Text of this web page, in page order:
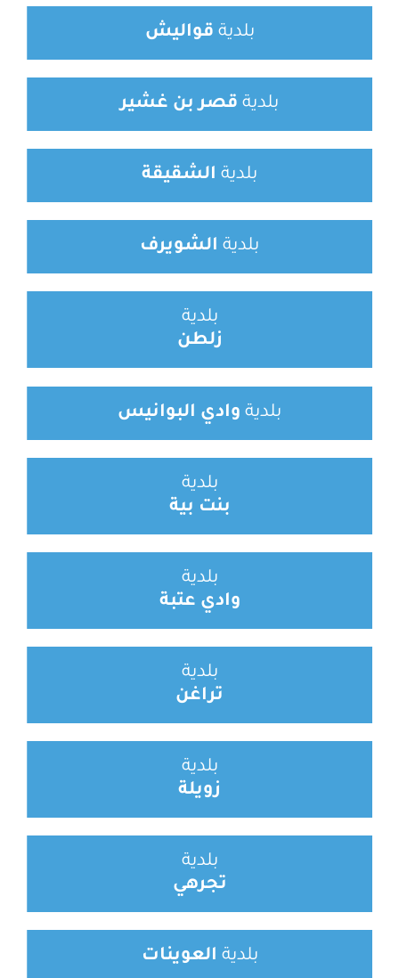
بلدية قواليش
بلدية قصر بن غشير
بلدية الشقيقة
بلدية الشويرف
بلدية
زلطن
بلدية وادي البوانيس
بلدية
بنت بية
بلدية
وادي عتبة
بلدية
تراغن
بلدية
زويلة
بلدية
تجرهي
بلدية العوينات